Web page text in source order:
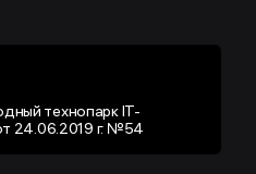
технопарк IT-
24.06.2019 г. №54